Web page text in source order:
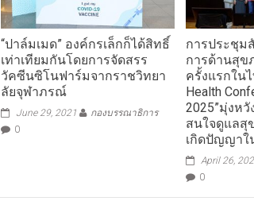
“ปาล์มเมด” องค์กรเล็กก็ได้สิทธิ์
เท่าเทียมกันโดยการจัดสรร
วัคซีนซิโนฟาร์มจากราชวิทยา
ลัยจุฬาภรณ์
June 29, 2021
กองบรรณาธิการ
0
การประชุม
การด้านสุข
ครั้งแรกในไ
Health
2025”มุ่งห
สนใจดูแลสุ
เกิดปัญญาใ
April 26,
0